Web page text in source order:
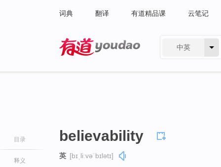
词典 翻译 有道精品课 云笔记
中英
目录
释义
believability
英 [bɪˌliːvəˈbɪlətɪ]